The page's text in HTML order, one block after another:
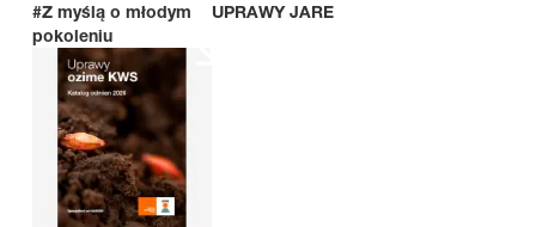
#Z myślą o młodym
pokoleniu
UPRAWY JARE